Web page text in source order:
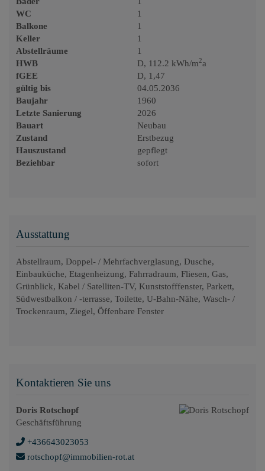
WC
1
Balkone
1
Keller
1
Abstellräume
1
HWB
D, 112.2 kWh/m2a
fGEE
D, 1,47
gültig bis
04.05.2036
Baujahr
1960
Letzte Sanierung
2026
Bauart
Neubau
Zustand
Erstbezug
Hauszustand
gepflegt
Beziehbar
sofort
Ausstattung
Abstellraum Doppel- / Mehrfachverglasung
Dusche
Einbauküche
Etagenheizung Fahrradraum Fliesen Gas
Grünblick
Kabel / Satelliten-TV Kunststofffenster Parkett
Südwestbalkon / -terrasse Toilette U-Bahn-Nähe Wasch- /
Trockenraum
Ziegel Öffenbare Fenster
Kontaktieren Sie uns
Doris Rotschopf
Geschäftsführung
+436643023053
rotschopf@immobilien-rot.at